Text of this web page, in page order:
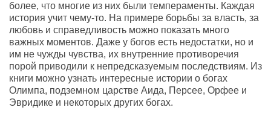
более, что многие из них были темпераменты. Каждая
история учит чему-то. На примере борьбы за власть, за
любовь и справедливость можно показать много
важных моментов. Даже у богов есть недостатки, но и
им не чужды чувства, их внутренние противоречия
порой приводили к непредсказуемым последствиям. Из
книги можно узнать интересные истории о богах
Олимпа, подземном царстве Аида, Персее, Орфее и
Эвридике и некоторых других богах.